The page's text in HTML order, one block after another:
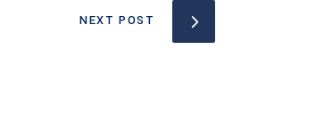
NEXT POST